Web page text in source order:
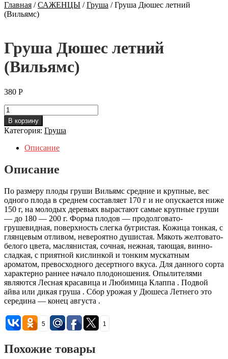
Главная /САЖЕНЦЫ /Груша /Груша Дюшес летний
(Вильямс)
Груша Дюшес летний
(Вильямс)
380 Р
Количество
Груша
Дюшес
летний
(Вильямс)
В корзину
Категория: Груша
Описание
Описание
По размеру плоды груши Вильямс средние и крупные, вес
одного плода в среднем составляет 170 г и не опускается ниже
150 г, на молодых деревьях вырастают самые крупные груши
— до 180 — 200 г. Форма плодов — продолговато-
грушевидная, поверхность слегка бугристая. Кожица тонкая, с
глянцевым отливом, невероятно душистая. Мякоть желтовато-
белого цвета, маслянистая, сочная, нежная, тающая, винно-
сладкая, с приятной кислинкой и тонким мускатным
ароматом, превосходного десертного вкуса. Для данного сорта
характерно раннее начало плодоношения. Опылителями
являются Лесная красавица и Любимица Клаппа . Подвой
айва или дикая груша . Сбор урожая у Дюшеса Летнего это
середина — конец августа .
5 1
Похожие товары